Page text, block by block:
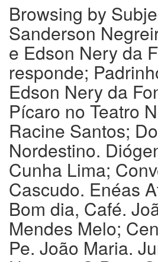
Browsing by
Sanderson
e Edson Nery da
responde;
Edson Nery da
Pícaro no Teatro
Racine Santos;
Nordestino.
Cunha Lima;
Cascudo. Enéas
Bom dia, Café.
Mendes Melo;
Pe. João Maria.